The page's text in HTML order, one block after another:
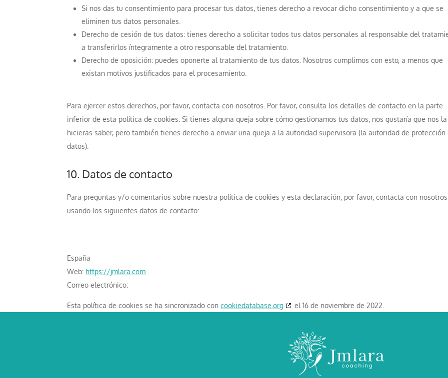
Si nos das tu consentimiento para procesar tus datos, tienes derecho a revocar dicho consentimiento y a que se
eliminen tus datos personales.
Derecho de cesión de tus datos: tienes derecho a solicitar todos tus datos personales al responsable del
a transferirlos íntegramente a otro responsable del tratamiento.
Derecho de oposición: puedes oponerte al tratamiento de tus datos. Nosotros cumplimos con esto, a menos que
existan motivos justificados para el procesamiento.
Para ejercer estos derechos, por favor, contacta con nosotros. Por favor, consulta los detalles de contacto en la parte
inferior de esta política de cookies. Si tienes alguna queja sobre cómo gestionamos tus datos, nos gustaría que nos la
hicieras saber, pero también tienes derecho a enviar una queja a la autoridad supervisora (la autoridad de protección
datos).
10. Datos de contacto
Para preguntas y/o comentarios sobre nuestra política de cookies y esta declaración, por favor, contacta con nosotros
usando los siguientes datos de contacto:
España
Web: https://jmlara.com
Correo electrónico:
Esta política de cookies se ha sincronizado concookiedatabase.org el 16 de noviembre de 2022.